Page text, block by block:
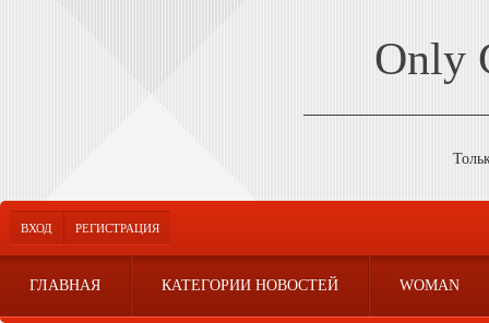
Only
ВХОД РЕГИСТРАЦИЯ
ГЛАВНАЯ КАТЕГОРИИ НОВОСТЕЙ WOMAN